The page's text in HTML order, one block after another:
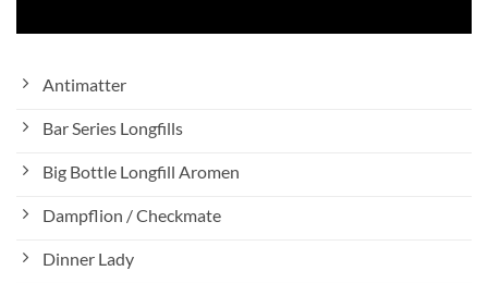
Antimatter
Bar Series Longfills
Big Bottle Longfill Aromen
Dampflion / Checkmate
Dinner Lady